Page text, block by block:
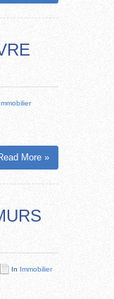
More »
In Immobilier